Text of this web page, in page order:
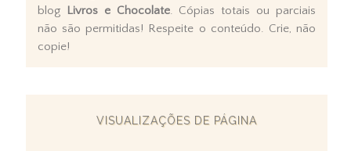
blog Livros e Chocolate. Cópias totais ou parciais
não são permitidas! Respeite o conteúdo. Crie, não
copie!
VISUALIZAÇÕES DE PÁGINA